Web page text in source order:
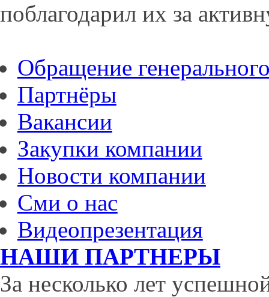
поблагодарил их за
Обращение
Партнёры
Вакансии
Закупки компании
Новости компании
Сми о нас
Видеопрезентация
НАШИ ПАРТНЕРЫ
За несколько лет